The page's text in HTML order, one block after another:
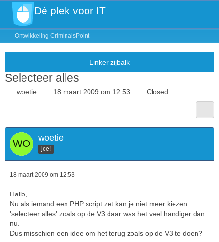
Dé plek voor IT
Ontwikkeling CriminalsPoint
Selecteer alles
woetie 18 maart 2009 om 12:53 Closed
woetie
joe!
18 maart 2009 om 12:53
Hallo,
Nu als iemand een PHP script zet kan je niet meer kiezen
'selecteer alles' zoals op de V3 daar was het veel handiger dan
nu.
Dus misschien een idee om het terug zoals op de V3 te doen?